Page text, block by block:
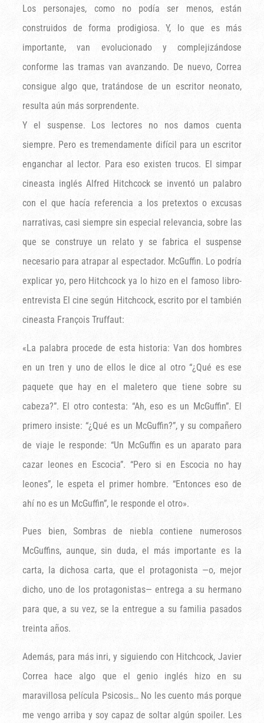
Los personajes, como no podía ser menos, están
construidos de forma prodigiosa. Y, lo que es más
importante, van evolucionado y complejizándose
conforme las tramas van avanzando. De nuevo, Correa
consigue algo que, tratándose de un escritor neonato,
resulta aún más sorprendente.
Y el suspense. Los lectores no nos damos cuenta
siempre. Pero es tremendamente difícil para un escritor
enganchar al lector. Para eso existen trucos. El simpar
cineasta inglés Alfred Hitchcock se inventó un palabro
con el que hacía referencia a los pretextos o excusas
narrativas, casi siempre sin especial relevancia, sobre las
que se construye un relato y se fabrica el suspense
necesario para atrapar al espectador. McGuffin. Lo podría
explicar yo, pero Hitchcock ya lo hizo en el famoso libro-
entrevista El cine según Hitchcock, escrito por el también
cineasta François Truffaut:
«La palabra procede de esta historia: Van dos hombres
en un tren y uno de ellos le dice al otro “¿Qué es ese
paquete que hay en el maletero que tiene sobre su
cabeza?”. El otro contesta: “Ah, eso es un McGuffin”. El
primero insiste: “¿Qué es un McGuffin?”, y su compañero
de viaje le responde: “Un McGuffin es un aparato para
cazar leones en Escocia”. “Pero si en Escocia no hay
leones”, le espeta el primer hombre. “Entonces eso de
ahí no es un McGuffin”, le responde el otro».
Pues bien, Sombras de niebla contiene numerosos
McGuffins, aunque, sin duda, el más importante es la
carta, la dichosa carta, que el protagonista —o, mejor
dicho, uno de los protagonistas— entrega a su hermano
para que, a su vez, se la entregue a su familia pasados
treinta años.
Además, para más inri, y siguiendo con Hitchcock, Javier
Correa hace algo que el genio inglés hizo en su
maravillosa película Psicosis… No les cuento más porque
me vengo arriba y soy capaz de soltar algún spoiler. Les